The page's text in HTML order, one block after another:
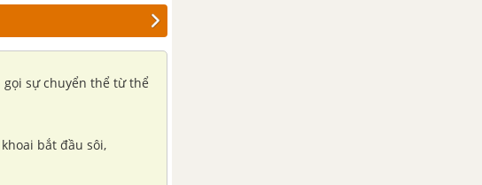
gọi sự chuyển thể từ thể
bắt đầu sôi,